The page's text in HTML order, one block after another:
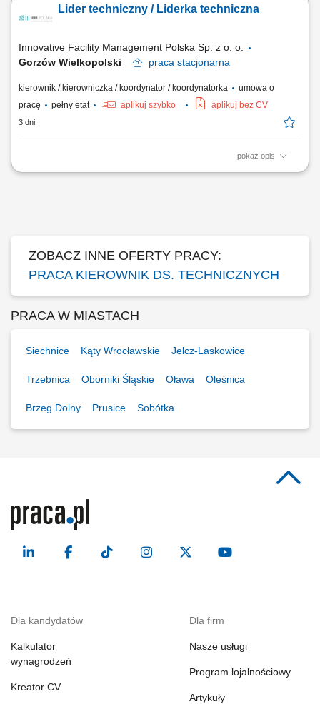
pracy własnej, technika oraz podwykonawców w celu zachowania
wysokiej jakości serwisu; Wdrażanie nowoczesnych rozwiązań
Lider techniczny / Liderka techniczna
Innovative Facility Management Polska Sp. z o. o.
Gorzów Wielkopolski
praca stacjonarna
kierownik / kierowniczka / koordynator / koordynatorka
umowa o
pracę
pełny etat aplikuj szybko aplikuj bez CV
3 dni
pokaż opis
Zadania: Planowanie oraz terminowe realizowanie przeglądów
ZOBACZ INNE OFERTY PRACY:
PRACA KIEROWNIK DS. TECHNICZNYCH
PRACA W MIASTACH
Siechnice Kąty Wrocławskie Jelcz-Laskowice
Trzebnica Oborniki Śląskie Oława Oleśnica
Brzeg Dolny Prusice Sobótka
Dla kandydatów
Kalkulator
wynagrodzeń
Kreator CV
Dla firm
Nasze usługi
Program lojalnościowy
Artykuły